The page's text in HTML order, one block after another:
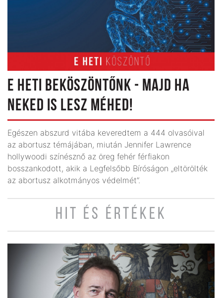
E HETI BEKÖSZÖNTŐNK - MAJD HA
NEKED IS LESZ MÉHED!
Egészen abszurd vitába keveredtem a 444 olvasóival
az abortusz témájában, miután Jennifer Lawrence
hollywoodi színésznő az öreg fehér férfiakon
bosszankodott, akik a Legfelsőbb Bíróságon „eltörölték
az abortusz alkotmányos védelmét”.
HIT ÉS ÉRTÉKEK